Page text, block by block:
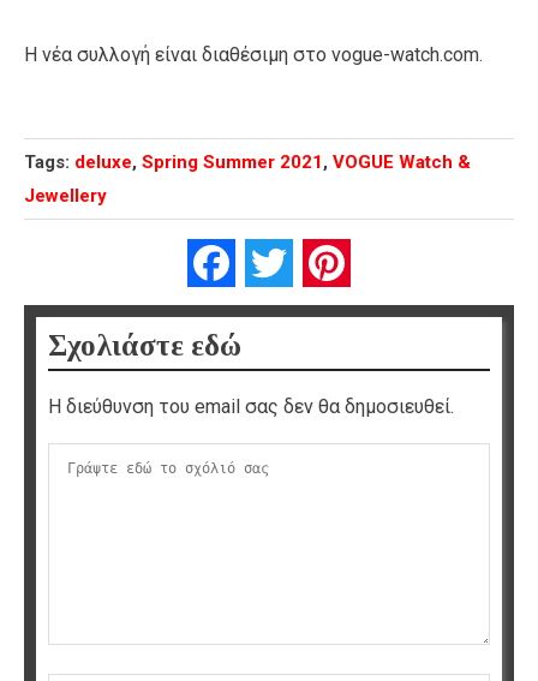
Η νέα συλλογή είναι διαθέσιμη στο vogue-watch.com.
Tags: deluxe, Spring Summer 2021, VOGUE Watch &
Jewellery
FacebookTwitter
Σχολιάστε εδώ
Η διεύθυνση του email σας δεν θα δημοσιευθεί.